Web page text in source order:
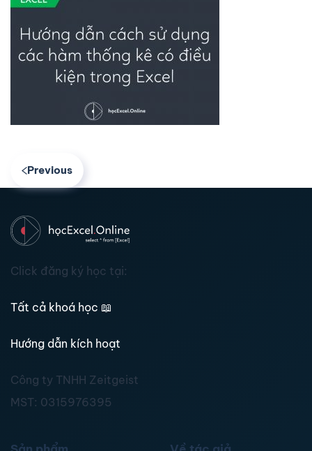
Previous
Click đăng ký học tại:
Tất cả khoá học 📖
Hướng dẫn kích hoạt
Công ty TNHH Zeitgeist
MST: 0315976395